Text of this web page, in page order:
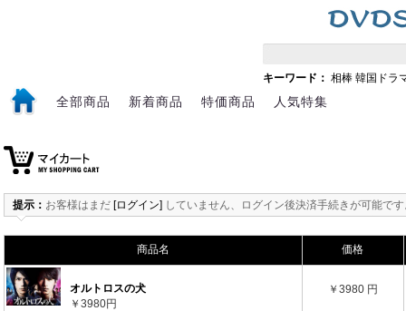
キーワード： 相棒 韓国ドラ
全部商品 新着商品 特価商品 人気特集
提示： お客様はまだ [ログイン] していません、ログイン後決済手続きが可能で
商品名 価格
オルトロスの犬
￥3980円
￥3980 円